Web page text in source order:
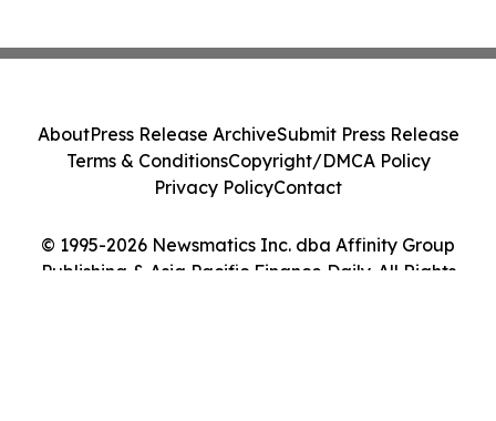
© 1995-2026 Newsmatics Inc. dba Affinity Group
Publishing & Asia Pacific Finance Daily. All Rights
AboutPress Release ArchiveSubmit Press Release
Terms & ConditionsCopyright/DMCA Policy
Privacy PolicyContact